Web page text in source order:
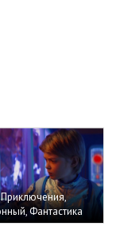
Фантастика